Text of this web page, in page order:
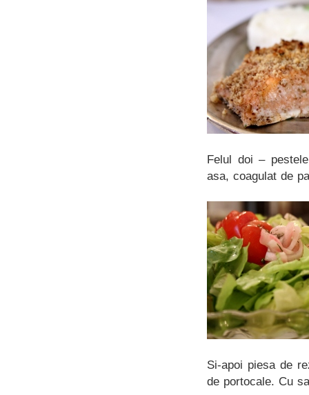
Felul doi –
asa, coagulat de
Si-apoi piesa de
de portocale. Cu